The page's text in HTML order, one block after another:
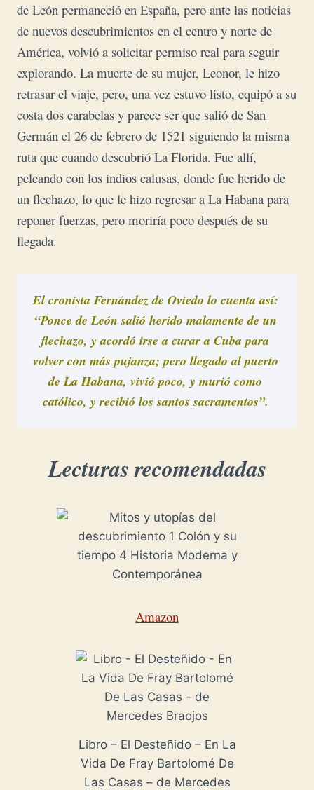
de León permaneció en España, pero ante las noticias
de nuevos descubrimientos en el centro y norte de
América, volvió a solicitar permiso real para seguir
explorando. La muerte de su mujer, Leonor, le hizo
retrasar el viaje, pero, una vez estuvo listo, equipó a su
costa dos carabelas y parece ser que salió de San
Germán el 26 de febrero de 1521 siguiendo la misma
ruta que cuando descubrió La Florida. Fue allí,
peleando con los indios calusas, donde fue herido de
un flechazo, lo que le hizo regresar a La Habana para
reponer fuerzas, pero moriría poco después de su
llegada.
El cronista Fernández de Oviedo lo cuenta así:
“Ponce de León salió herido malamente de un
flechazo, y acordó irse a curar a Cuba para
volver con más pujanza; pero llegado al puerto
de La Habana, vivió poco, y murió como
católico, y recibió los santos sacramentos”.
Lecturas recomendadas
Amazon
Libro – El Desteñido – En La
Vida De Fray Bartolomé De
Las Casas – de Mercedes